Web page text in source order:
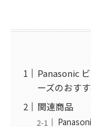
Panasonic
ーズのおす
関連商品